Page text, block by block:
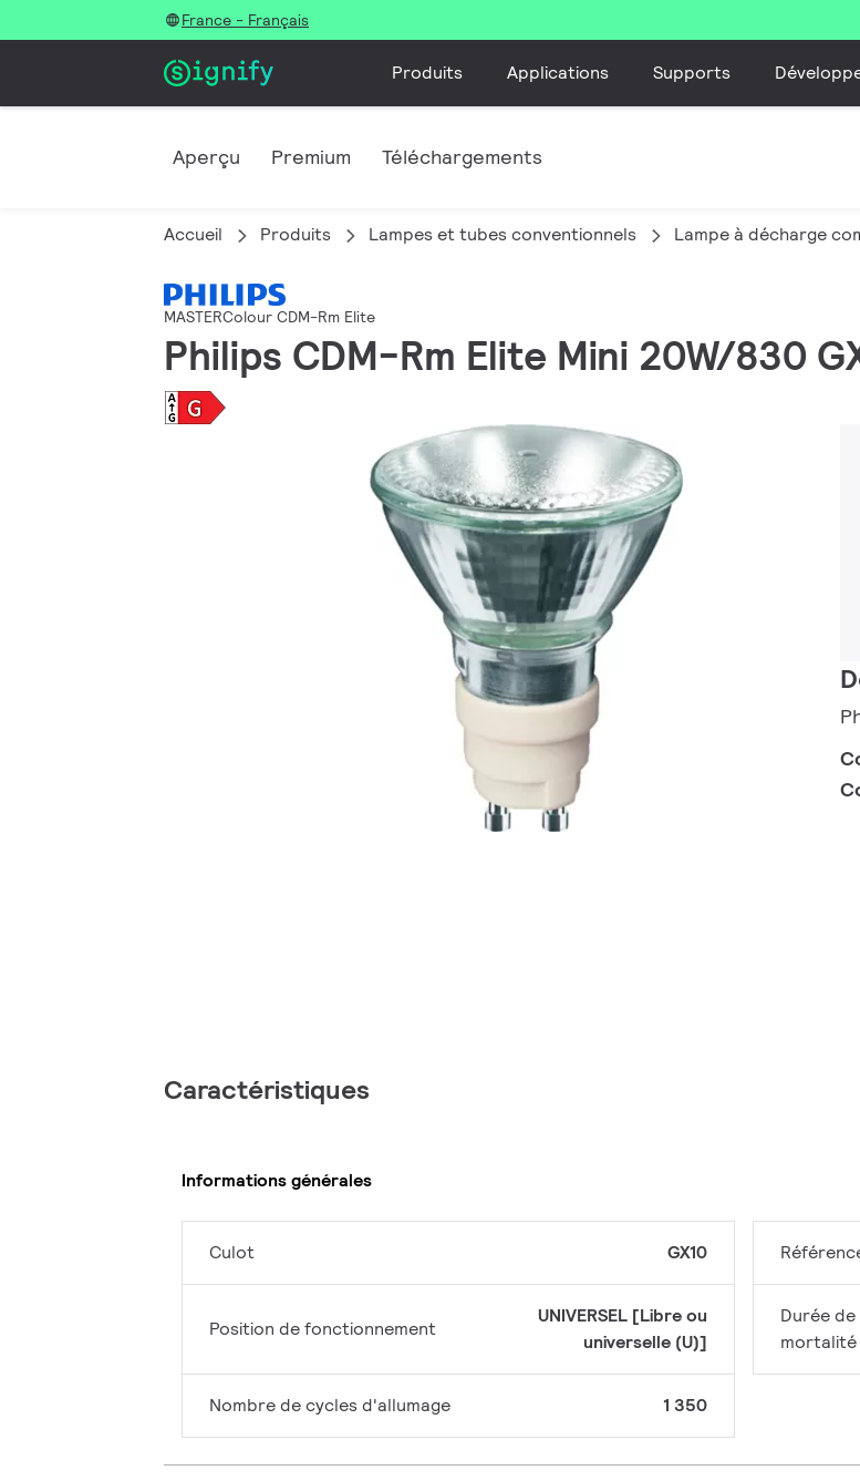
France - Français
Produits Applications Supports
Aperçu Premium Téléchargements
Accueil Produits Lampes et tubes conventionnels Lampe à décharge
MASTERColour CDM-Rm Elite
Philips CDM-Rm Elite Mini 20W/830
Caractéristiques
Informations générales
Culot GX10
Position de fonctionnement
UNIVERSEL [Libre ou
universelle (U)]
Nombre de cycles d'allumage 1 350
Durée
mortalité